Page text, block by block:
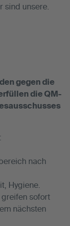
sind unsere.
gegen die
die QM-
nach
Hygiene.
greifen sofort
nächsten